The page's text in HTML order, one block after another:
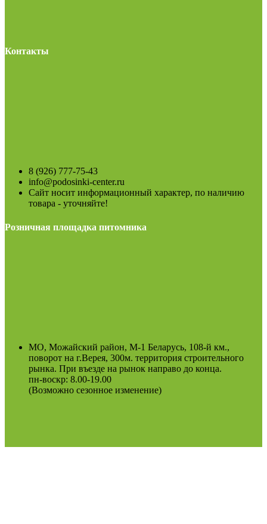
Контакты
8 (926) 777-75-43
info@podosinki-center.ru
Сайт носит информационный характер, по наличию
товара - уточняйте!
Розничная площадка питомника
МО, Можайский район, М-1 Беларусь, 108-й км.,
поворот на г.Верея, 300м. территория строительного
рынка. При въезде на рынок направо до конца.
пн-воскр: 8.00-19.00
(Возможно сезонное изменение)